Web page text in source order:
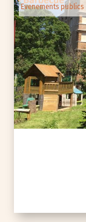
Evenements publics